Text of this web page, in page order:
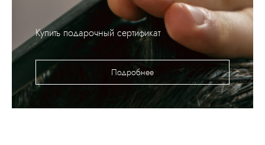
Купить подарочный сертификат
Подробнее